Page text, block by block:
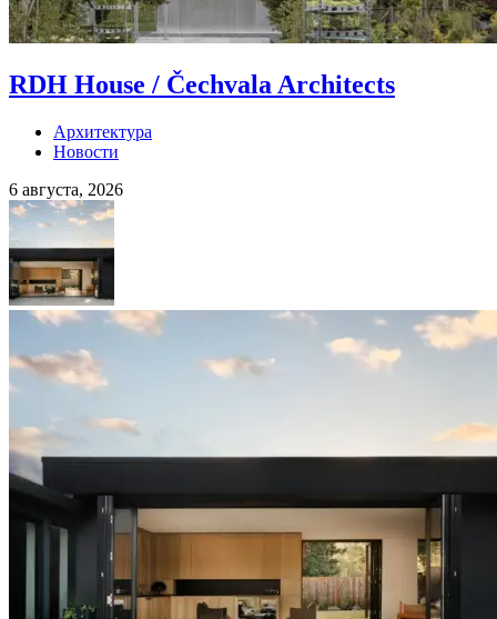
RDH House / Čechvala Architects
Архитектура
Новости
6 августа, 2026